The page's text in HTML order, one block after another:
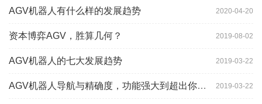
2020-04-20
AGV机器人有什么样的发展趋势
2019-08-02
资本博弈AGV，胜算几何？
2019-03-22
AGV机器人的七大发展趋势
2019-03-22
AGV机器人导航与精确度，功能强大到超出你想象